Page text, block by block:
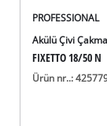
PROFESSIONAL
Akülü Çivi
FIXETTO 18/50 N
Ürün nr..: